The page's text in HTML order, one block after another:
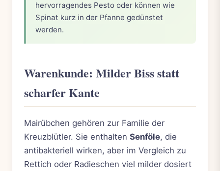
hervorragendes Pesto oder können wie
Spinat kurz in der Pfanne gedünstet
werden.
Warenkunde: Milder Biss statt
scharfer Kante
Mairübchen gehören zur Familie der
Kreuzblütler. Sie enthalten Senföle, die
antibakteriell wirken, aber im Vergleich zu
Rettich oder Radieschen viel milder dosiert